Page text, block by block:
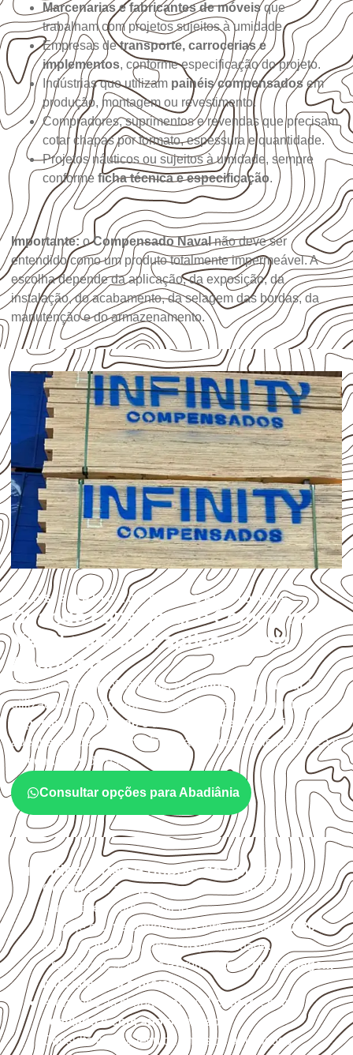
Marcenarias e fabricantes de móveisque
trabalham com projetos sujeitos à umidade.
Empresas detransporte, carrocerias e
implementos, conforme especificação do projeto.
Indústrias que utilizam painéis compensadosem
produção, montagem ou revestimento.
Compradores, suprimentos e revendas que precisam
cotar chapas por formato, espessura e quantidade.
Projetos náuticos ou sujeitos à umidade, sempre
conforme ficha técnica e especificação.
Importante: oCompensado Navalnão deve ser
entendido como um produto totalmente impermeável. A
escolha depende da aplicação, da exposição, da
instalação, do acabamento, da selagem das bordas, da
manutenção e do armazenamento.
USOS E APLICAÇÕES PROFISSIONAIS
Quando considerar o Compensado
Naval para uma aplicação em
Abadiânia?
Em aplicações profissionais, oCompensado Navalé
utilizado quando o projeto exige atenção à colagem, à
exposição à umidade e à estabilidade dimensional . A
adequação deve ser confirmada conforme a ficha técnica e
as condições de uso.
Consultar opções para Abadiânia
Cuidados antes e depois da aplicação
Confirme se a espessura e o formatosão
compatíveis com o projeto.
Planeje o corte conforme os formatos1,60 × 2,20 m e
1,60 × 2,50 m, sujeitos à disponibilidade.
Proteja cortes, furos e extremidades com aselagem
indicada para o projeto.
Armazene as chapas em localcoberto, seco,
ventilado e com apoio nivelado
Consulte a ficha técnica antes de aplicações